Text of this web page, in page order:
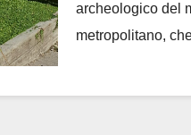
archeologico del
metropolitano,